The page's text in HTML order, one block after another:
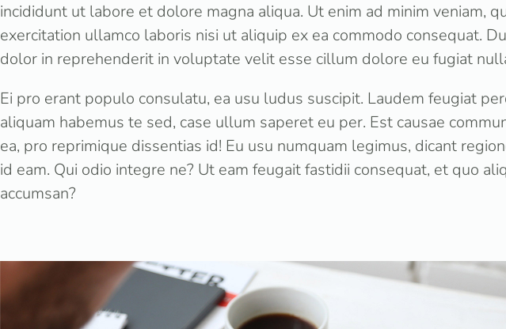
incididunt ut labore et dolore magna aliqua. Ut enim ad minim veniam,
exercitation ullamco laboris nisi ut aliquip ex ea commodo consequat.
dolor in reprehenderit in voluptate velit esse cillum dolore eu fugiat
Ei pro erant populo consulatu, ea usu ludus suscipit. Laudem feugiat
aliquam habemus te sed, case ullum saperet eu per. Est causae
ea, pro reprimique dissentias id! Eu usu numquam legimus, dicant
id eam. Qui odio integre ne? Ut eam feugait fastidii consequat, et quo
accumsan?